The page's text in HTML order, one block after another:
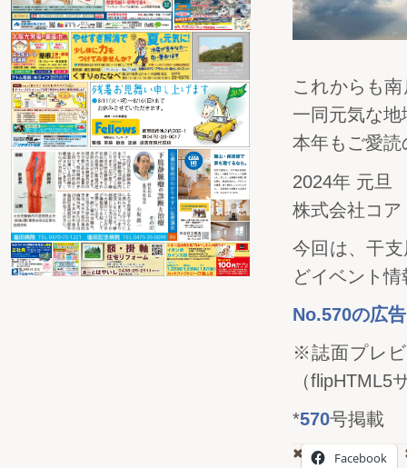
これからも
一同元気な
本年もご愛
2024年 元旦
株式会社コ
今回は、干
どイベント
No.570の広
※誌面プレ
（flipHTML5
*570号掲載
Facebook